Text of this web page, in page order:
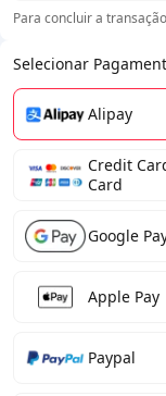
Para concluir a
Selecionar
Alipay
Credit
Card
Google
Apple Pay
Paypal